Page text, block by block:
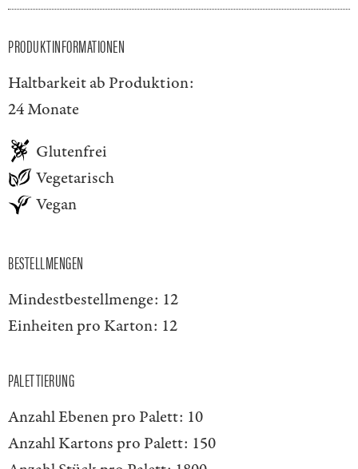
PRODUKTINFORMATIONEN
Haltbarkeit ab Produktion:
24 Monate
Glutenfrei
Vegetarisch
Vegan
BESTELLMENGEN
Mindestbestellmenge: 12
Einheiten pro Karton: 12
PALETTIERUNG
Anzahl Ebenen pro Palett: 10
Anzahl Kartons pro Palett: 150